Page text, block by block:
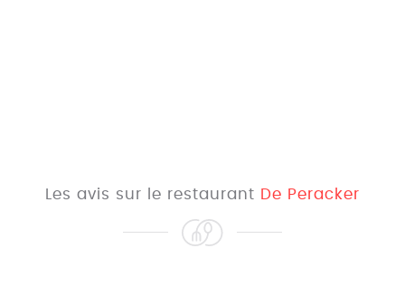
Les avis sur le restaurant De Peracker